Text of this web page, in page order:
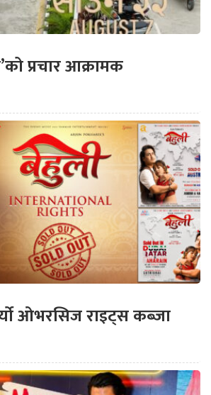
प्रचार आक्रामक
ओभरसिज राइट्स कब्जा